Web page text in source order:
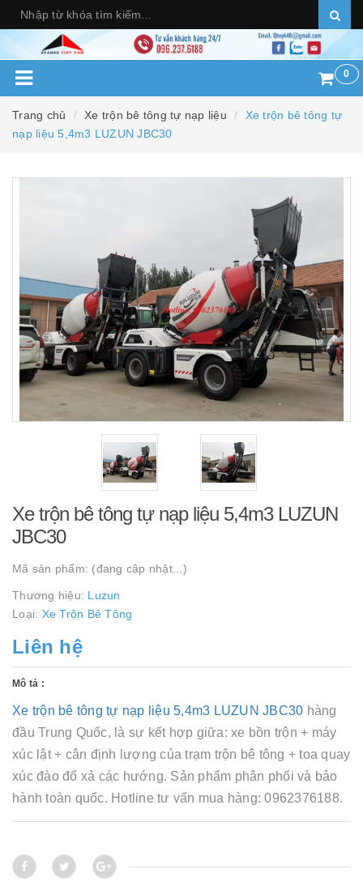
0
Trang chủ Xe trộn bê tông tự nạp liệu
Xe trộn bê tông tự
nạp liệu 5,4m3 LUZUN JBC30
Xe trộn bê tông tự nạp liệu 5,4m3 LUZUN
JBC30
Mã sản phẩm: (đang cập nhật...)
Thương hiệu: Luzun
Loại: Xe Trộn Bê Tông
Liên hệ
Mô tả :
Xe trộn bê tông tự nạp liệu 5,4m3 LUZUN JBC30 hàng
đầu Trung Quốc, là sự kết hợp giữa: xe bồn trộn + máy
xúc lật + cân định lượng của trạm trộn bê tông + toa quay
xúc đào đổ xả các hướng. Sản phẩm phân phối và bảo
hành toàn quốc. Hotline tư vấn mua hàng: 0962376188.